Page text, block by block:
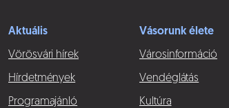
Aktuális
Vörösvári hírek
Hírdetmények
Programajánló
Vásorunk élete
Városinformáció
Vendéglátás
Kultúra